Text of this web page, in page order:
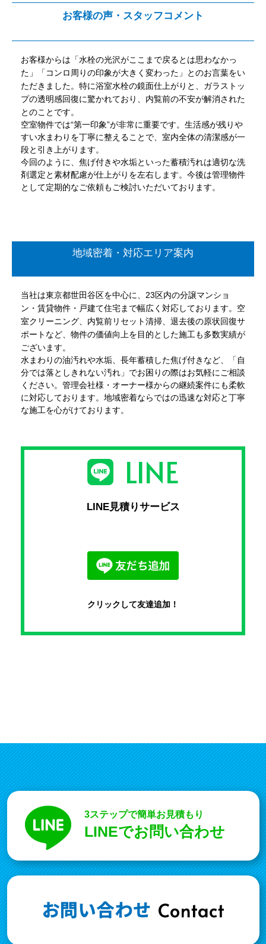
お客様の声・スタッフコメント
お客様からは「水栓の光沢がここまで戻るとは思わなかっ
た」「コンロ周りの印象が大きく変わった」とのお言葉をい
ただきました。特に浴室水栓の鏡面仕上がりと、ガラストッ
プの透明感回復に驚かれており、内覧前の不安が解消された
とのことです。
空室物件では“第一印象”が非常に重要です。生活感が残りや
すい水まわりを丁寧に整えることで、室内全体の清潔感が一
段と引き上がります。
今回のように、焦げ付きや水垢といった蓄積汚れは適切な洗
剤選定と素材配慮が仕上がりを左右します。今後は管理物件
として定期的なご依頼もご検討いただいております。
地域密着・対応エリア案内
当社は東京都世田谷区を中心に、23区内の分譲マンショ
ン・賃貸物件・戸建て住宅まで幅広く対応しております。空
室クリーニング、内覧前リセット清掃、退去後の原状回復サ
ポートなど、物件の価値向上を目的とした施工も多数実績が
ございます。
水まわりの油汚れや水垢、長年蓄積した焦げ付きなど、「自
分では落としきれない汚れ」でお困りの際はお気軽にご相談
ください。管理会社様・オーナー様からの継続案件にも柔軟
に対応しております。地域密着ならではの迅速な対応と丁寧
な施工を心がけております。
LINE
LINE見積りサービス
クリックして友達追加！
3ステップで簡単お見積もり
LINEでお問い合わせ